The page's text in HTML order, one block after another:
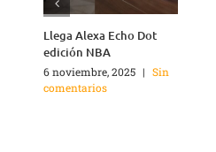
Llega Alexa Echo Dot
edición NBA
6 noviembre, 2025 | Sin
comentarios